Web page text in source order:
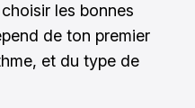
les bonnes
de ton premier
et du type de